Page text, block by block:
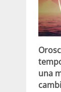
una